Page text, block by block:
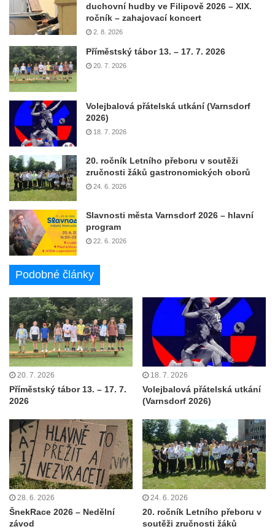
duchovní hudby ve Filipově 2026 – XIX.
ročník – zahajovací koncert
2. 8. 2026
Příměstský tábor 13. – 17. 7. 2026
20. 7. 2026
Volejbalová přátelská utkání (Varnsdorf
2026)
18. 7. 2026
20. ročník Letního přeboru v soutěži
zručnosti žáků gastronomických oborů
24. 6. 2026
Slavnosti města Varnsdorf 2026 – hlavní
program
22. 6. 2026
Podobné články
20. 7. 2026
Příměstský tábor 13. – 17. 7.
2026
18. 7. 2026
Volejbalová přátelská utkání
(Varnsdorf 2026)
28. 6. 2026
ŠnekRace 2026 – Nedělní
závod
24. 6. 2026
20. ročník Letního přeboru v
soutěži zručnosti žáků